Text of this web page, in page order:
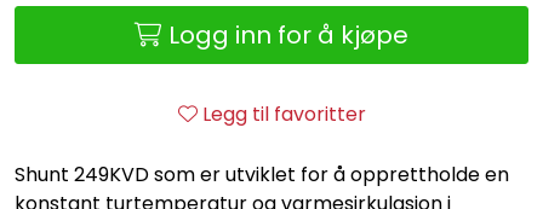
Logg inn for å kjøpe
Legg til favoritter
Shunt 249KVD som er utviklet for å opprettholde en
konstant turtemperatur og varmesirkulasjon i